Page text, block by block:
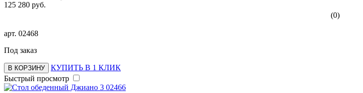
125 280 руб.
(0)
арт. 02468
Под заказ
В КОРЗИНУ
КУПИТЬ В 1 КЛИК
Быстрый просмотр